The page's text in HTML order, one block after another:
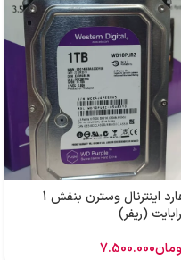
هارد اینترنال وسترن بنفش 1
(ریفر)
7.500.000